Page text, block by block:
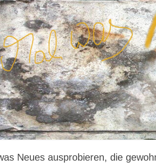
Neues ausprobieren, die